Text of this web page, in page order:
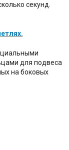
секунд.
для подвеса
на боковых